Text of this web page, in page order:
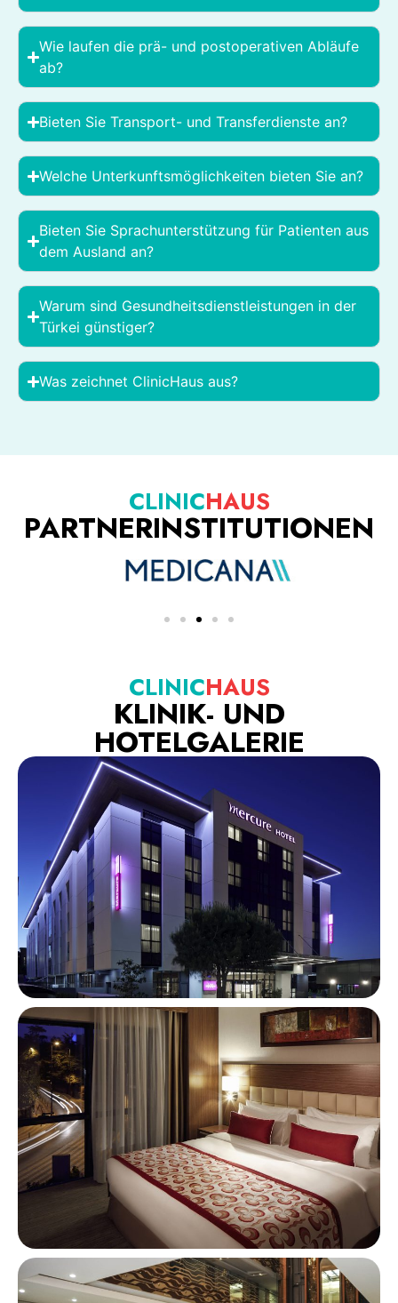
Wie laufen die prä- und postoperativen Abläufe
ab?
Bieten Sie Transport- und Transferdienste an?
Welche Unterkunftsmöglichkeiten bieten Sie an?
Bieten Sie Sprachunterstützung für Patienten aus
dem Ausland an?
Warum sind Gesundheitsdienstleistungen in der
Türkei günstiger?
Was zeichnet ClinicHaus aus?
CLINICHAUS
PARTNERINSTITUTIONEN
CLINICHAUS
KLINIK- UND
HOTELGALERIE